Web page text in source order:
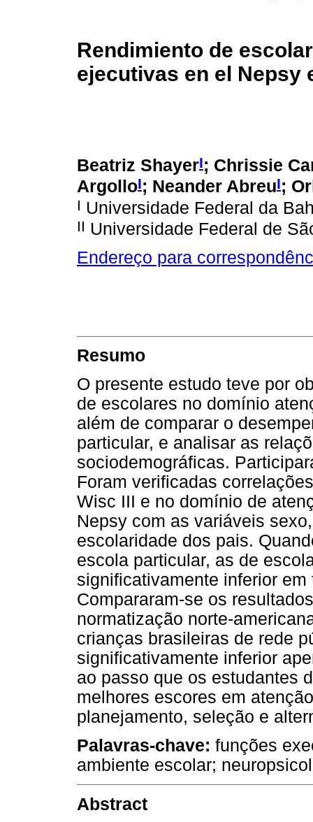
Rendimiento de
ejecutivas en el Nepsy
Beatriz ShayerI; Chrissie
ArgolloI; Neander AbreuI;
I Universidade Federal da
II Universidade Federal de
Endereço para
Resumo
O presente estudo teve por
de escolares no domínio
além de comparar o
particular, e analisar as
sociodemográficas.
Foram verificadas
Wisc III e no domínio de
Nepsy com as variáveis
escolaridade dos pais.
escola particular, as de
significativamente inferior
Compararam-se os
normatização norte-
crianças brasileiras de rede
significativamente inferior
ao passo que os estudantes
melhores escores em
planejamento, seleção e
Palavras-chave: funções
ambiente escolar;
Abstract